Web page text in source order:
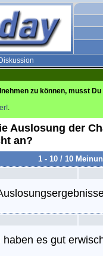
Diskussion
zu können, musst
.
Auslosung der
an?
1 - 10 / 10
es gut